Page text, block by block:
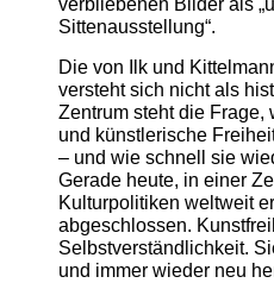
verbliebenen Bilder als
Sittenausstellung“.
Die von Ilk und
versteht sich nicht als
Zentrum steht die Frage,
und künstlerische
– und wie schnell sie
Gerade heute, in einer
Kulturpolitiken weltweit
abgeschlossen.
Selbstverständlichkeit.
und immer wieder neu